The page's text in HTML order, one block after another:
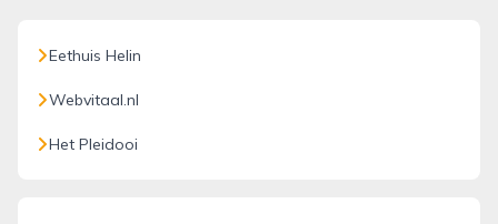
Eethuis Helin
Webvitaal.nl
Het Pleidooi